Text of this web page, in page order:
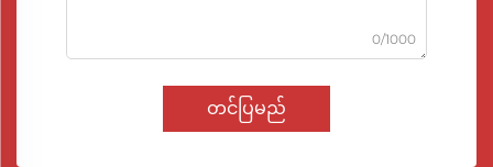
0/1000
တင်ပြမည်